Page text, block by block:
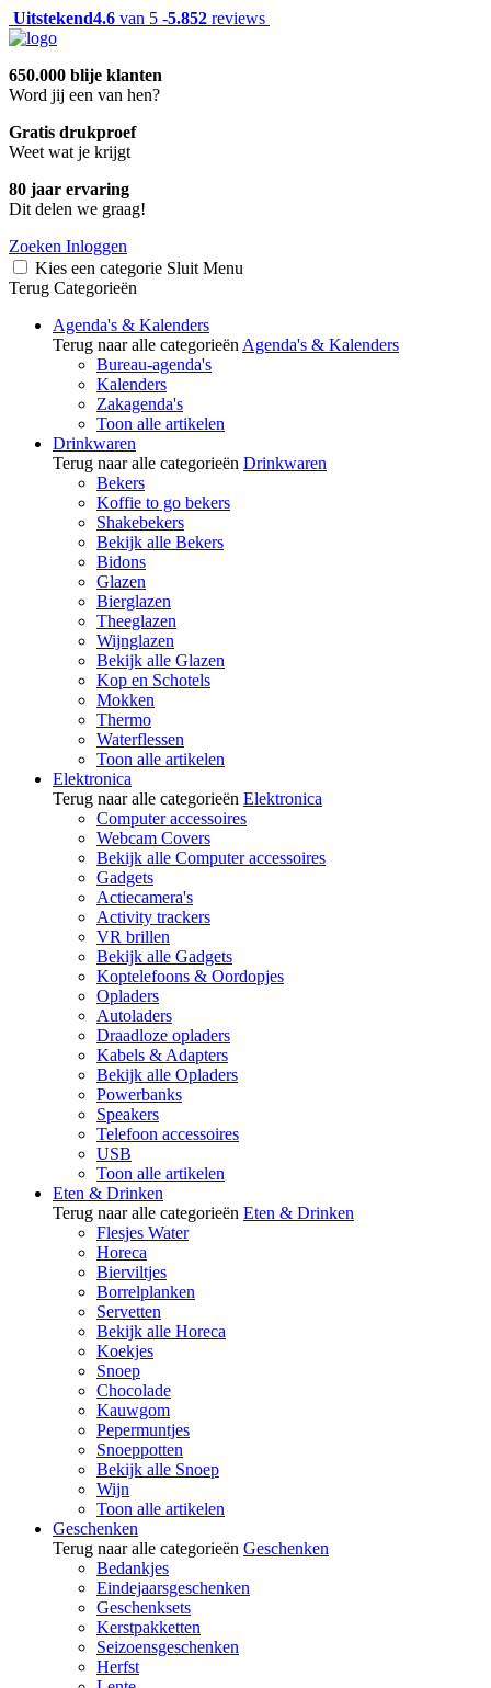
Uitstekend4.6 van 5 -5.852 reviews
650.000 blije klanten
Word jij een van hen?
Gratis drukproef
Weet wat je krijgt
80 jaar ervaring
Dit delen we graag!
Zoeken Inloggen
Kies een categorie Sluit Menu
Terug Categorieën
Agenda's & Kalenders
Terug naar alle categorieën Agenda's & Kalenders
Bureau-agenda's
Kalenders
Zakagenda's
Toon alle artikelen
Drinkwaren
Terug naar alle categorieën Drinkwaren
Bekers
Koffie to go bekers
Shakebekers
Bekijk alle Bekers
Bidons
Glazen
Bierglazen
Theeglazen
Wijnglazen
Bekijk alle Glazen
Kop en Schotels
Mokken
Thermo
Waterflessen
Toon alle artikelen
Elektronica
Terug naar alle categorieën Elektronica
Computer accessoires
Webcam Covers
Bekijk alle Computer accessoires
Gadgets
Actiecamera's
Activity trackers
VR brillen
Bekijk alle Gadgets
Koptelefoons & Oordopjes
Opladers
Autoladers
Draadloze opladers
Kabels & Adapters
Bekijk alle Opladers
Powerbanks
Speakers
Telefoon accessoires
USB
Toon alle artikelen
Eten & Drinken
Terug naar alle categorieën Eten & Drinken
Flesjes Water
Horeca
Bierviltjes
Borrelplanken
Servetten
Bekijk alle Horeca
Koekjes
Snoep
Chocolade
Kauwgom
Pepermuntjes
Snoeppotten
Bekijk alle Snoep
Wijn
Toon alle artikelen
Geschenken
Terug naar alle categorieën Geschenken
Bedankjes
Eindejaarsgeschenken
Geschenksets
Kerstpakketten
Seizoensgeschenken
Herfst